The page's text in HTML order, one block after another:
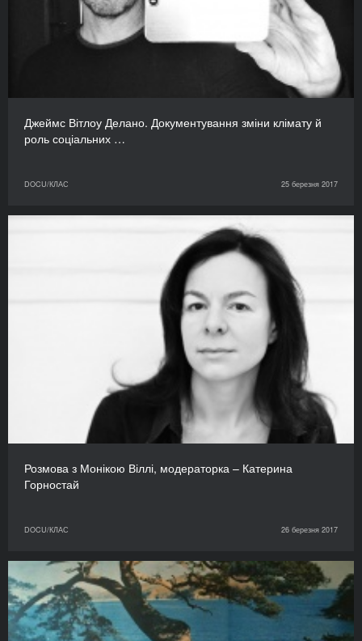
Джеймс Вітлоу Делано. Документування зміни клімату й
роль соціальних …
DOCU/КЛАС 25 березня 2017
Розмова з Монікою Віллі, модераторка – Катерина
Горностай
DOCU/КЛАС 26 березня 2017